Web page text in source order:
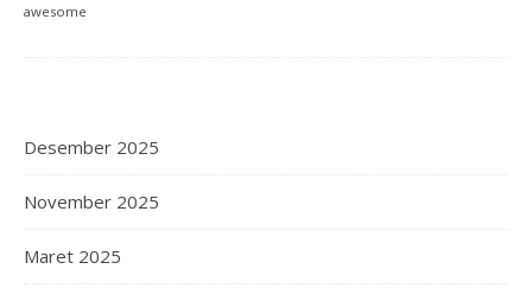
awesome
Desember 2025
November 2025
Maret 2025